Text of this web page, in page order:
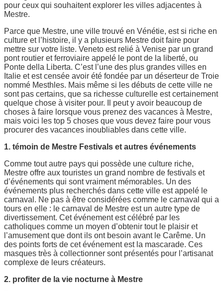
pour ceux qui souhaitent explorer les villes adjacentes à
Mestre.
Parce que Mestre, une ville trouvé en Vénétie, est si riche en
culture et l’histoire, il y a plusieurs Mestre doit faire pour
mettre sur votre liste. Veneto est relié à Venise par un grand
pont routier et ferroviaire appelé le pont de la liberté, ou
Ponte della Liberta. C’est l’une des plus grandes villes en
Italie et est censée avoir été fondée par un déserteur de Troie
nommé Mesthles. Mais même si les débuts de cette ville ne
sont pas certains, que sa richesse culturelle est certainement
quelque chose à visiter pour. Il peut y avoir beaucoup de
choses à faire lorsque vous prenez des vacances à Mestre,
mais voici les top 5 choses que vous devez faire pour vous
procurer des vacances inoubliables dans cette ville.
1. témoin de Mestre Festivals et autres événements
Comme tout autre pays qui possède une culture riche,
Mestre offre aux touristes un grand nombre de festivals et
d’événements qui sont vraiment mémorables. Un des
événements plus recherchés dans cette ville est appelé le
carnaval. Ne pas à être considérées comme le carnaval qui a
tours en elle : le carnaval de Mestre est un autre type de
divertissement. Cet événement est célébré par les
catholiques comme un moyen d’obtenir tout le plaisir et
l’amusement que dont ils ont besoin avant le Carême. Un
des points forts de cet événement est la mascarade. Ces
masques très à collectionner sont présentés pour l’artisanat
complexe de leurs créateurs.
2. profiter de la vie nocturne à Mestre